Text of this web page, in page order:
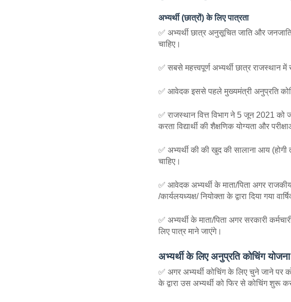
अभ्यर्थी (छात्रों) के लिए पात्रता
✅ अभ्यर्थी छात्र अनुसूचित जाति और
चाहिए।
✅ सबसे महत्त्वपूर्ण अभ्यर्थी छात्र राजस्थान
✅ आवेदक इससे पहले मुख्यमंत्री अनुप्रति
✅ राजस्थान वित्त विभाग ने 5 जून 2021
करता विद्यार्थी की शैक्षणिक योग्यता और
✅ अभ्यर्थी की की खुद की सालाना आय
चाहिए।
✅ आवेदक अभ्यर्थी के माता/पिता अगर
/कार्यलयध्यक्ष/ नियोक्ता के द्वारा दिया गया
✅ अभ्यर्थी के माता/पिता अगर सरकारी
लिए पात्र माने जाएंगे।
अभ्यर्थी के लिए अनुप्रति कोचिंग
✅ अगर अभ्यर्थी कोचिंग के लिए चुने जाने पर
के द्वारा उस अभ्यर्थी को फिर से कोचिंग शुरू